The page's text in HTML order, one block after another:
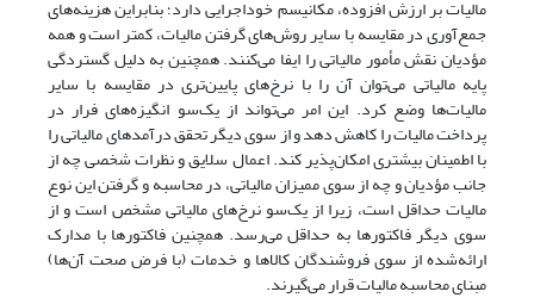
مالیات بر ارزش افزوده، مکانیسم خود‌اجرایی دارد؛ بنابراین هزینه‌های
جمع‌آوری در مقایسه با سایر روش‌های گرفتن مالیات، کمتر است و همه
مؤدیان نقش مأمور مالیاتی را ایفا می‌کنند. همچنین به دلیل گستردگی
پایه مالیاتی می‌توان آن را با نرخ‌های پایین‌تری در مقایسه با سایر
مالیات‌ها وضع کرد. این امر می‌تواند از یک‌سو انگیزه‌های فرار در
پرداخت مالیات را کاهش دهد و از سوی دیگر تحقق درآمدهای مالیاتی را
با اطمینان بیشتری امکان‌پذیر کند. اعمال سلایق و نظرات شخصی چه از
جانب مؤدیان و چه از سوی ممیزان مالیاتی، در محاسبه و گرفتن این نوع
مالیات حداقل است، زیرا از یک‌سو نرخ‌های مالیاتی مشخص است و از
سوی دیگر فاکتورها به حداقل می‌رسد. همچنین فاکتورها با مدارک
ارائه‌شده از سوی فروشندگان کالاها و خدمات (با فرض صحت آن‌ها)
مبنای محاسبه مالیات قرار می‌گیرند.